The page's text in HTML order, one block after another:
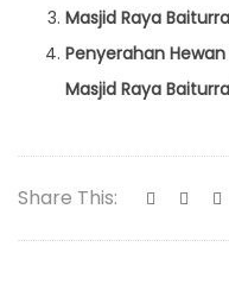
Masjid Raya
Penyerahan
Masjid Raya
Share This: